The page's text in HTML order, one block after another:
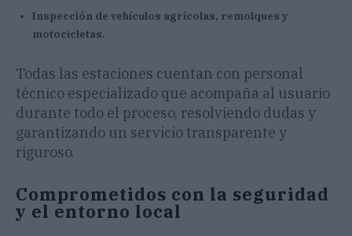
Inspección de vehículos agrícolas, remolques y
motocicletas.
Todas las estaciones cuentan con personal
técnico especializado que acompaña al usuario
durante todo el proceso, resolviendo dudas y
garantizando un servicio transparente y
riguroso.
Comprometidos con la seguridad
y el entorno local